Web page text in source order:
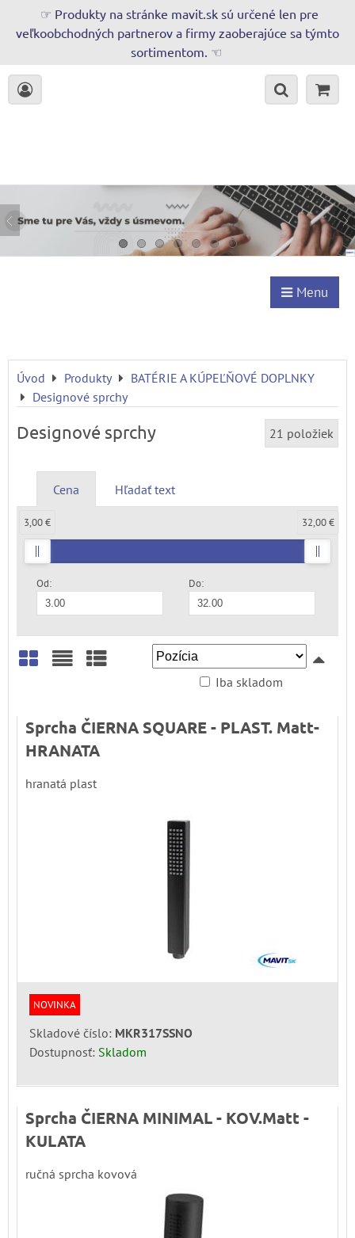
☞ Produkty na stránke mavit.sk sú určené len pre
veľkoobchodných partnerov a firmy zaoberajúce sa týmto
sortimentom. ☜
Menu
Úvod Produkty
BATÉRIE A KÚPEĽŇOVÉ DOPLNKY
Designové sprchy
Designové sprchy 21 položiek
Cena Hľadať text
Od: Do:
3,00 € 32,00 €
Iba skladom
Sprcha ČIERNA SQUARE - PLAST. Matt-
HRANATA
hranatá plast
NOVINKA
Skladové číslo: MKR317SSNO
Dostupnosť: Skladom
Sprcha ČIERNA MINIMAL - KOV.Matt -
KULATA
ručná sprcha kovová